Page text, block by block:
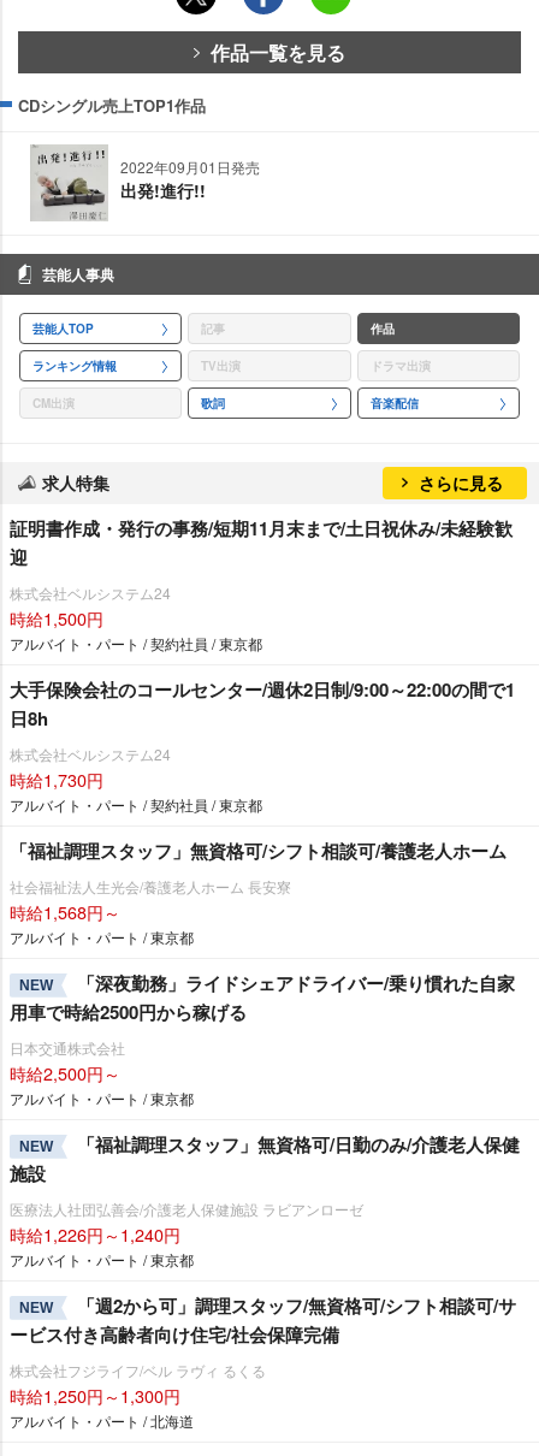
作品一覧を見る
CDシングル売上TOP1作品
2022年09月01日発売
出発!進行!!
芸能人事典
芸能人TOP 記事 作品
ランキング情報 TV出演 ドラマ出演
CM出演 歌詞 音楽配信
求人特集 さらに見る
証明書作成・発行の事務/短期11月末まで/土日祝休み/未経験歓
迎
株式会社ベルシステム24
時給1,500円
アルバイト・パート / 契約社員 / 東京都
大手保険会社のコールセンター/週休2日制/9:00～22:00の間で1
日8h
株式会社ベルシステム24
時給1,730円
アルバイト・パート / 契約社員 / 東京都
「福祉調理スタッフ」無資格可/シフト相談可/養護老人ホーム
社会福祉法人生光会/養護老人ホーム 長安寮
時給1,568円～
アルバイト・パート / 東京都
NEW
「深夜勤務」ライドシェアドライバー/乗り慣れた自家
用車で時給2500円から稼げる
日本交通株式会社
時給2,500円～
アルバイト・パート / 東京都
NEW
「福祉調理スタッフ」無資格可/日勤のみ/介護老人保健
施設
医療法人社団弘善会/介護老人保健施設 ラビアンローゼ
時給1,226円～1,240円
アルバイト・パート / 東京都
NEW
「週2から可」調理スタッフ/無資格可/シフト相談可/サ
ービス付き高齢者向け住宅/社会保障完備
株式会社フジライフ/ベル ラヴィ るくる
時給1,250円～1,300円
アルバイト・パート / 北海道